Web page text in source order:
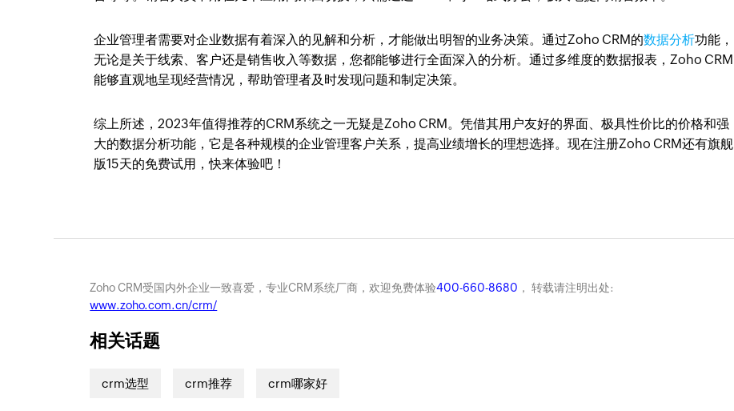
企业管理者需要对企业数据有着深入的见解和分析，才能做出明智的业务决策。通过Zoho CRM的数据分析功能，
无论是关于线索、客户还是销售收入等数据，您都能够进行全面深入的分析。通过多维度的数据报表，Zoho CRM
能够直观地呈现经营情况，帮助管理者及时发现问题和制定决策。
综上所述，2023年值得推荐的CRM系统之一无疑是Zoho CRM。凭借其用户友好的界面、极具性价比的价格和强
大的数据分析功能，它是各种规模的企业管理客户关系，提高业绩增长的理想选择。现在注册Zoho CRM还有旗舰
版15天的免费试用，快来体验吧！
Zoho CRM受国内外企业一致喜爱，专业CRM系统厂商，欢迎免费体验400-660-8680 ， 转载请注明出处:
www.zoho.com.cn/crm/
相关话题
crm选型 crm推荐 crm哪家好